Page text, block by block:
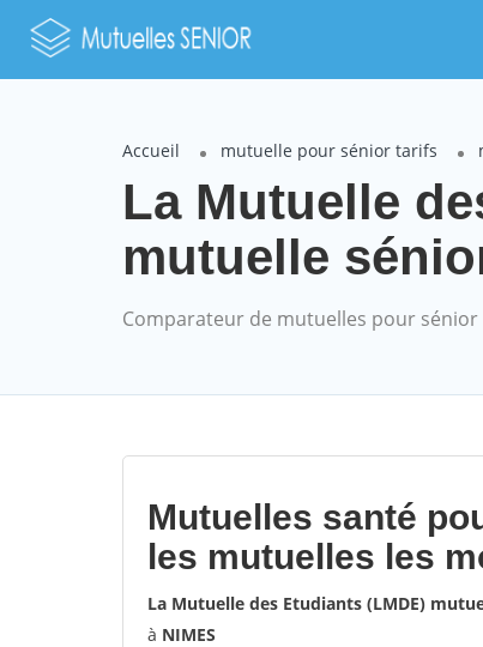
Accueil mutuelle pour sénior tarifs
La Mutuelle
mutuelle
Comparateur de mutuelles pour sénior
Mutuelles santé
les mutuelles les
La Mutuelle des Etudiants (LMDE)
à NIMES